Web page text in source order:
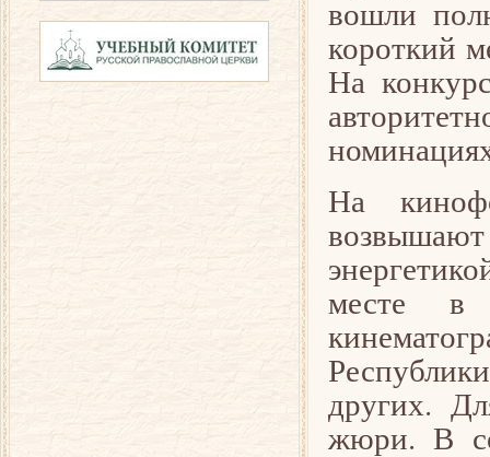
вошли
короткий
На
На
месте в
других.
жюри. В